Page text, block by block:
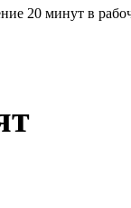
20 минут в